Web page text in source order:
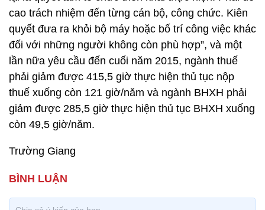
cao trách nhiệm đến từng cán bộ, công chức. Kiên
quyết đưa ra khỏi bộ máy hoặc bố trí công việc khác
đối với những người không còn phù hợp”, và một
lần nữa yêu cầu đến cuối năm 2015, ngành thuế
phải giảm được 415,5 giờ thực hiện thủ tục nộp
thuế xuống còn 121 giờ/năm và ngành BHXH phải
giảm được 285,5 giờ thực hiện thủ tục BHXH xuống
còn 49,5 giờ/năm.
Trường Giang